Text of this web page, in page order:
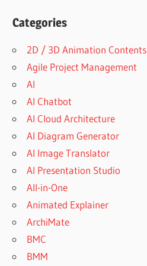
Categories
2D / 3D Animation Contents
Agile Project Management
AI
AI Chatbot
AI Cloud Architecture
AI Diagram Generator
AI Image Translator
AI Presentation Studio
All-in-One
Animated Explainer
ArchiMate
BMC
BMM